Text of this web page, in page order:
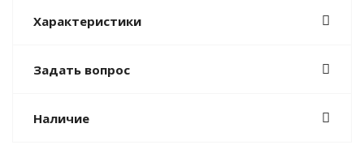
Характеристики
Задать вопрос
Наличие